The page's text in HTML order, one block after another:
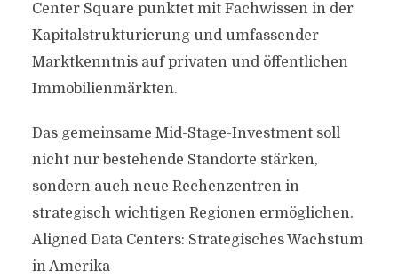
Center Square punktet mit Fachwissen in der
Kapitalstrukturierung und umfassender
Marktkenntnis auf privaten und öffentlichen
Immobilienmärkten.
Das gemeinsame Mid-Stage-Investment soll
nicht nur bestehende Standorte stärken,
sondern auch neue Rechenzentren in
strategisch wichtigen Regionen ermöglichen.
Aligned Data Centers: Strategisches Wachstum
in Amerika